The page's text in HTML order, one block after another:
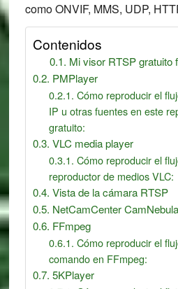
como ONVIF, MMS, UDP,
Contenidos
Mi visor RTSP gratuito
PMPlayer
Cómo reproducir el
IP u otras fuentes en este
gratuito:
VLC media player
Cómo reproducir el
reproductor de medios VLC:
Vista de la cámara RTSP
NetCamCenter CamNebula
FFmpeg
Cómo reproducir el
comando en FFmpeg:
5KPlayer